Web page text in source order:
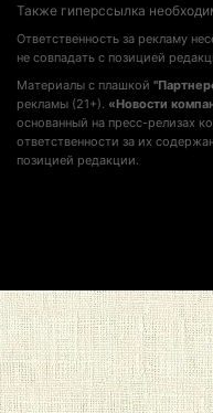
Также гиперссылка
Ответственность за рекламу
не совпадать с позицией
Материалы с плашкой
рекламы (21+). «Новости
основанный на пресс-релизах
ответственности за их
позицией редакции.